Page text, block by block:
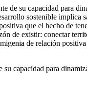
de su capacidad para
sostenible implica
que el hecho de
de existir: conectar
de relación
capacidad para